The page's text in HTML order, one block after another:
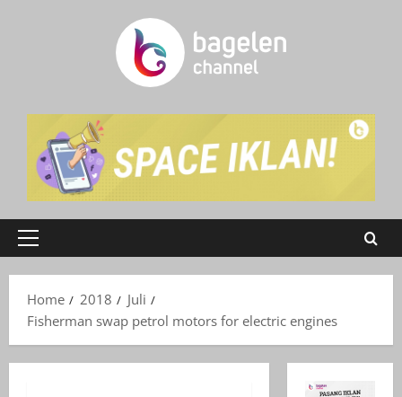
Primary
Home
2018
Juli
Fisherman swap petrol motors for electric engines